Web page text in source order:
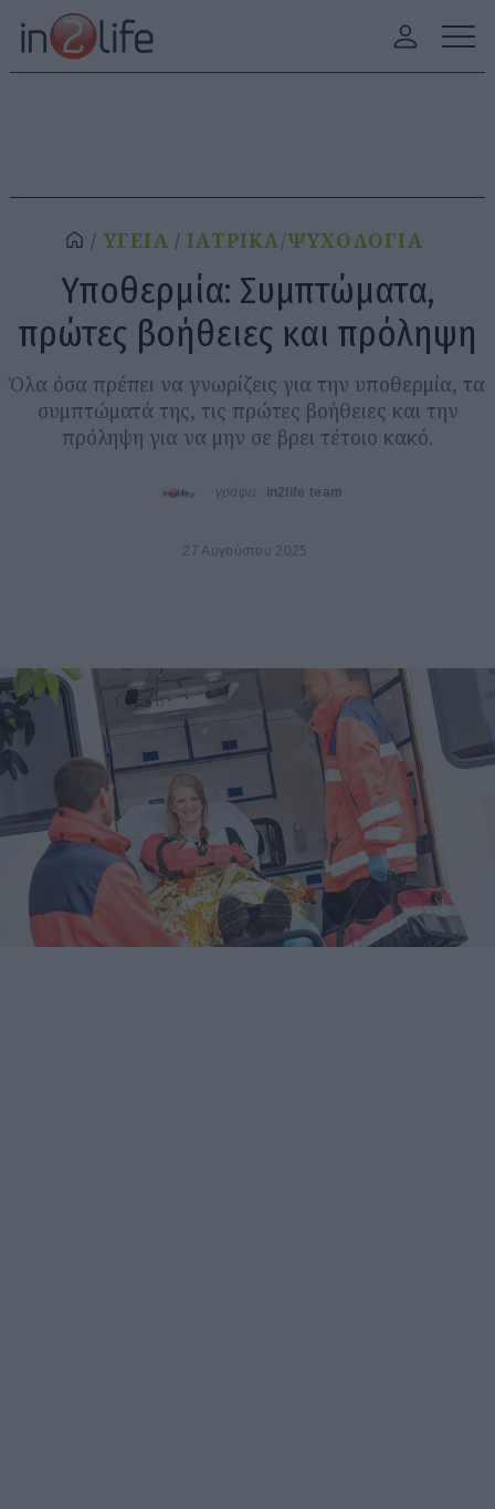
ΥΓΕΙΑ ΙΑΤΡΙΚΑ/ΨΥΧΟΛΟΓΙΑ
Υποθερμία: Συμπτώματα,
πρώτες βοήθειες και πρόληψη
Όλα όσα πρέπει να γνωρίζεις για την υποθερμία, τα
συμπτώματά της, τις πρώτες βοήθειες και την
πρόληψη για να μην σε βρει τέτοιο κακό.
γράφει: in2life team
27 Αυγούστου 2025